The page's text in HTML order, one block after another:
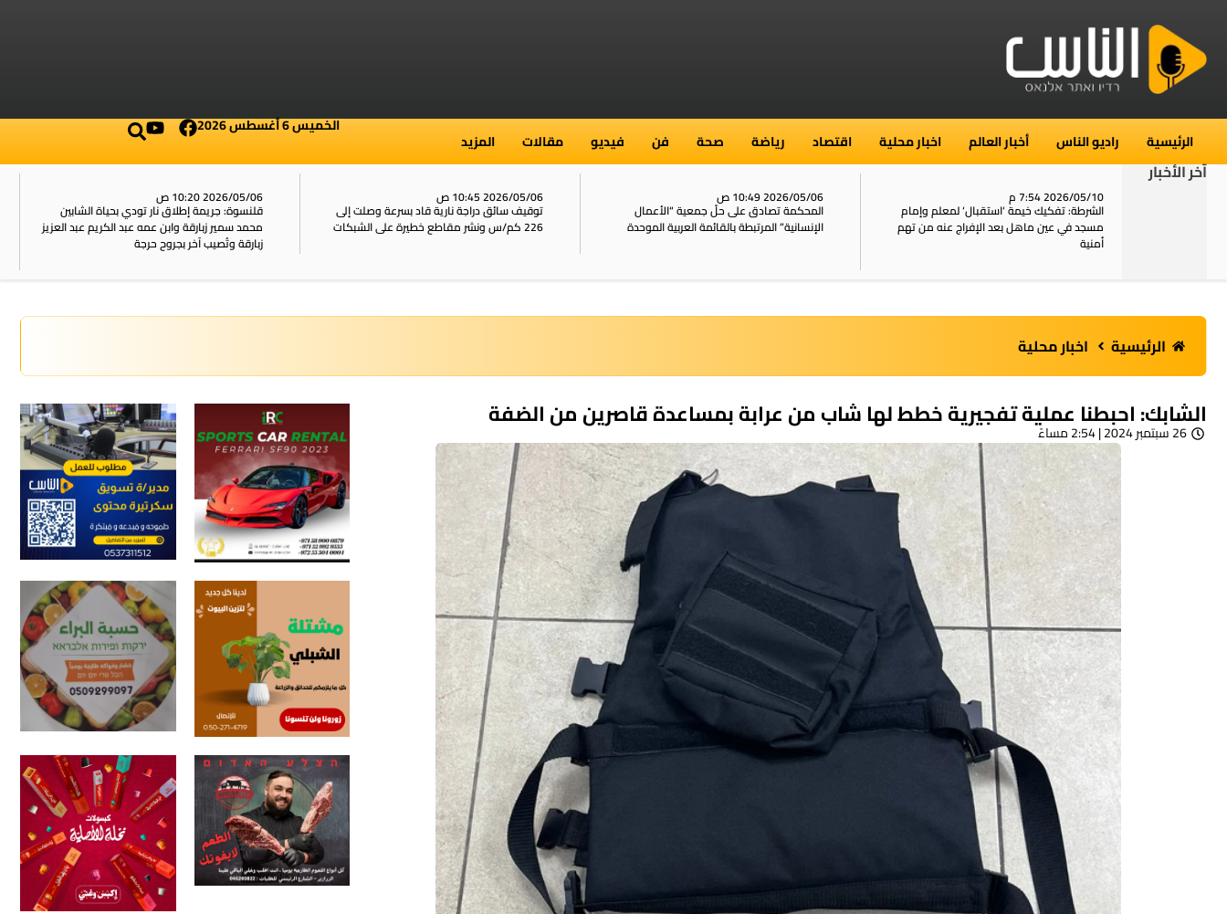
الرئيسية راديو الناس أخبار العالم اخبار محلية اقتصاد رياضة صحة فن فيديو مقالات المزيد
الخميس 6 أغسطس 2026
آخر الأخبار
2026/05/10 7:54 م
الشرطة: تفكيك خيمة ‘استقبال‘ لمعلم وإمام
مسجد في عين ماهل بعد الإفراج عنه من تهم
أمنية
2026/05/06 10:49 ص
المحكمة تصادق على حلّ جمعية “الأعمال
الإنسانية” المرتبطة بالقائمة العربية الموحدة
2026/05/06 10:45 ص
توقيف سائق دراجة نارية قاد بسرعة وصلت إلى
226 كم/س ونشر مقاطع خطيرة على الشبكات
2026/05/06 10:20 ص
قلنسوة: جريمة إطلاق نار تودي بحياة الشابين
محمد سمير زبارقة وابن عمه عبد الكريم عبد العزيز
زبارقة وتُصيب آخر بجروح حرجة
الرئيسية اخبار محلية
الشابك: احبطنا عملية تفجيرية خطط لها شاب من عرابة بمساعدة قاصرين من الضفة
26 سبتمبر 2024 | 2:54 مساءً